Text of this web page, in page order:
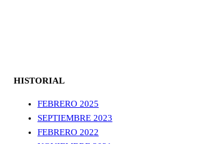
HISTORIAL
FEBRERO 2025
SEPTIEMBRE 2023
FEBRERO 2022